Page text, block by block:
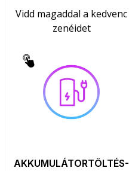
Vidd magaddal a kedvenc
zenéidet
AKKUMULÁTORTÖLTÉS-